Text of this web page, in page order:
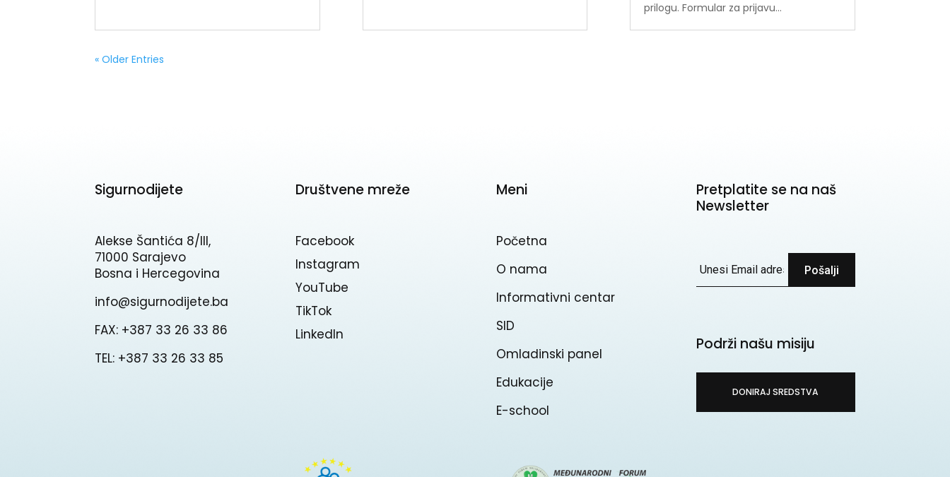
prilogu. Formular za prijavu...
« Older Entries
Sigurnodijete
Alekse Šantića 8/III,
71000 Sarajevo
Bosna i Hercegovina
info@sigurnodijete.ba
FAX: +387 33 26 33 86
TEL: +387 33 26 33 85
Društvene mreže
Facebook
Instagram
YouTube
TikTok
Linkedln
Meni
Početna
O nama
Informativni centar
SID
Omladinski panel
Edukacije
E-school
Pretplatite se na naš
Newsletter
Pošalji
Podrži našu misiju
DONIRAJ SREDSTVA